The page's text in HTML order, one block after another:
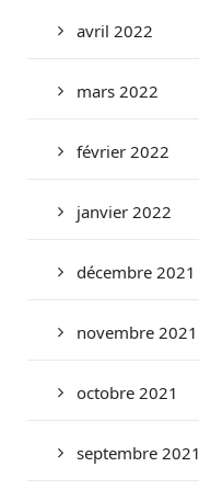
avril 2022
mars 2022
février 2022
janvier 2022
décembre 2021
novembre 2021
octobre 2021
septembre 2021